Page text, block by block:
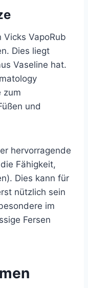
VapoRub
Dies liegt
Vaseline hat.
zum
und
hervorragende
Fähigkeit,
Dies kann für
nützlich sein
im
Fersen